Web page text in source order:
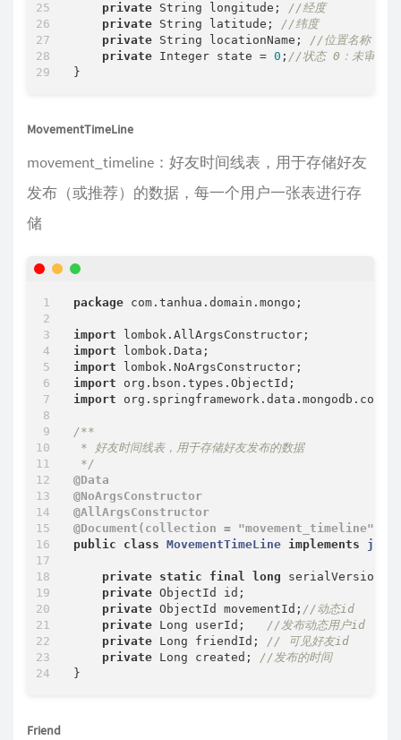
private String longitude; //经度
private String latitude; //纬度
private String locationName; //位置名称
private Integer state = 0 ; //状态 0：未审（默
MovementTimeLine
movement_timeline：好友时间线表，用于存储好友
发布（或推荐）的数据，每一个用户一张表进行存
储
package com.tanhua.domain.mongo;
import
import
import
import
import
/**
* 好友时间线表，用于存储好友发布的数据
*/
@Data
@NoArgsConstructor
@AllArgsConstructor
@Document(collection = "movement_timeline")
public
class MovementTimeLine implements java
private static final long
private ObjectId id;
private ObjectId movementId; //动态id
private Long userId; //发布动态用户id
private Long friendId; // 可见好友id
private Long created; //发布的时间
Friend